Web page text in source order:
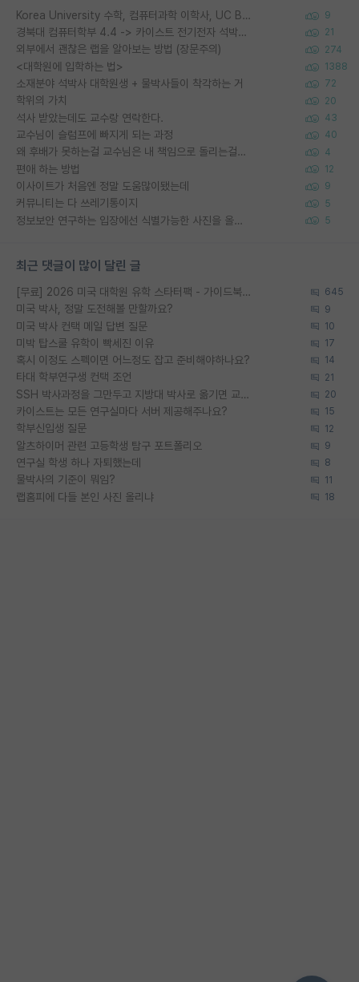
Korea University 수학, 컴퓨터과학 이학사, UC Berkeley 산업공학 대학원 공학박사가 되는 것은 쉽지 않겠죠? 9
경북대 컴퓨터학부 4.4 -> 카이스트 전기전자 석박사통합과정 합격 21
외부에서 괜찮은 랩을 알아보는 방법 (장문주의) 274
<대학원에 입학하는 법> 1388
소재분야 석박사 대학원생 + 물박사들이 착각하는 거 72
학위의 가치 20
석사 받았는데도 교수랑 연락한다. 43
교수님이 슬럼프에 빠지게 되는 과정 40
왜 후배가 못하는걸 교수님은 내 책임으로 돌리는걸까요? 4
편애 하는 방법 12
이사이트가 처음엔 정말 도움많이됐는데 9
커뮤니티는 다 쓰레기통이지 5
정보보안 연구하는 입장에선 식별가능한 사진을 올리는건 비추이긴함 5
최근 댓글이 많이 달린 글
[무료] 2026 미국 대학원 유학 스타터팩 - 가이드북 & 합격자 컨택메일 템플릿 645
미국 박사, 정말 도전해볼 만할까요? 9
미국 박사 컨택 메일 답변 질문 10
미박 탑스쿨 유학이 빡세진 이유 17
혹시 이정도 스펙이면 어느정도 잡고 준비해야하나요? 14
타대 학부연구생 컨택 조언 21
SSH 박사과정을 그만두고 지방대 박사로 옮기면 교수의 꿈은 끝일까요? 20
카이스트는 모든 연구실마다 서버 제공해주나요? 15
학부신입생 질문 12
알츠하이머 관련 고등학생 탐구 포트폴리오 9
연구실 학생 하나 자퇴했는데 8
물박사의 기준이 뭐임? 11
랩홈피에 다들 본인 사진 올리냐 18